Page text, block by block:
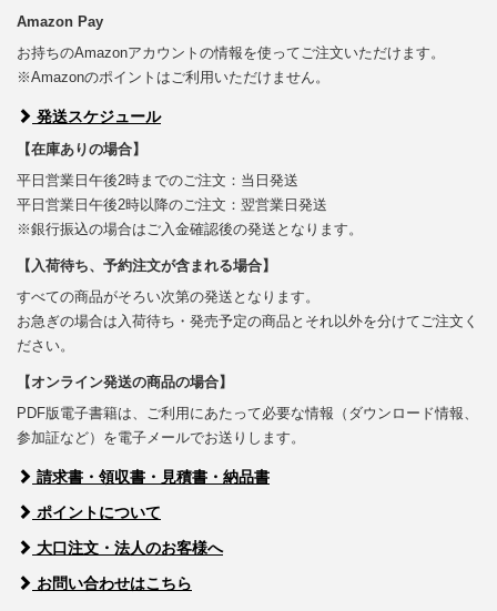
Amazon Pay
お持ちのAmazonアカウントの情報を使ってご注文いただけます。
※Amazonのポイントはご利用いただけません。
発送スケジュール
【在庫ありの場合】
平日営業日午後2時までのご注文：当日発送
平日営業日午後2時以降のご注文：翌営業日発送
※銀行振込の場合はご入金確認後の発送となります。
【入荷待ち、予約注文が含まれる場合】
すべての商品がそろい次第の発送となります。
お急ぎの場合は入荷待ち・発売予定の商品とそれ以外を分けてご注文く
ださい。
【オンライン発送の商品の場合】
PDF版電子書籍は、ご利用にあたって必要な情報（ダウンロード情報、
参加証など）を電子メールでお送りします。
請求書・領収書・見積書・納品書
ポイントについて
大口注文・法人のお客様へ
お問い合わせはこちら